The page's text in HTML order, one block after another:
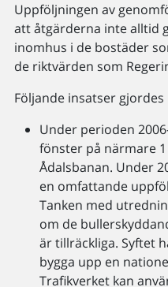
Uppföljningen av
att åtgärderna inte alltid
inomhus i de bostäder
de riktvärden som
Följande insatser
Under perioden
fönster på närmare
Ådalsbanan. Under
en omfattande
Tanken med
om de
är tillräckliga. Syftet
bygga upp en
Trafikverket kan